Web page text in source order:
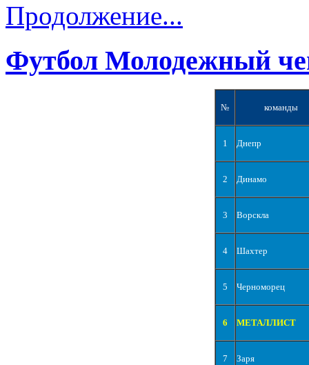
Продолжение...
Футбол Молодежный
№ команды
1 Днепр
2 Динамо
3 Ворскла
4 Шахтер
5 Черноморец
6 МЕТАЛЛИСТ
7 Заря